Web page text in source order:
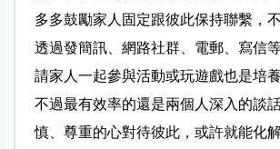
多多鼓勵家人固定跟彼此保持聯繫，
透過發簡訊、網路社群、電郵、寫信
請家人一起參與活動或玩遊戲也是培
不過最有效率的還是兩個人深入的談
慎、尊重的心對待彼此，或許就能化